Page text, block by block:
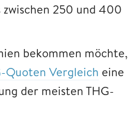
250 und 400
bekommen möchte,
Quoten Vergleich eine
der meisten THG-